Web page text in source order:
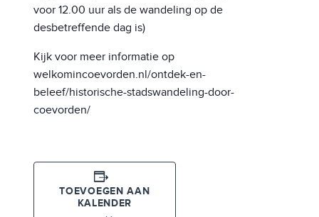
voor 12.00 uur als de wandeling op de
desbetreffende dag is)
Kijk voor meer informatie op
welkomincoevorden.nl/ontdek-en-
beleef/historische-stadswandeling-door-
coevorden/
TOEVOEGEN AAN
KALENDER